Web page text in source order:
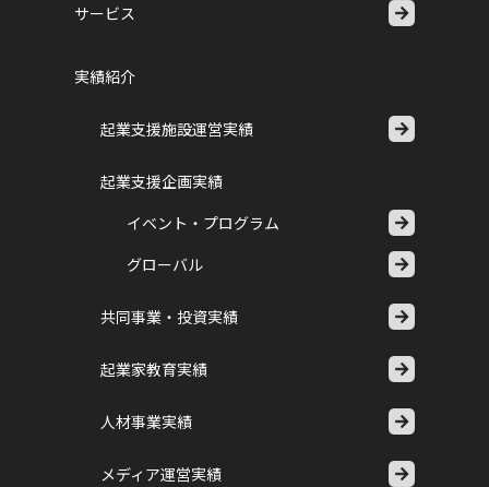
サービス
実績紹介
起業支援施設運営実績
起業支援企画実績
イベント・プログラム
グローバル
共同事業・投資実績
起業家教育実績
人材事業実績
メディア運営実績